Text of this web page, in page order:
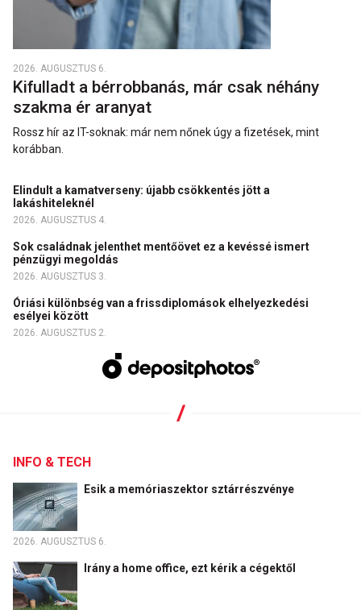
2026. AUGUSZTUS 6.
Kifulladt a bérrobbanás, már csak néhány
szakma ér aranyat
Rossz hír az IT-soknak: már nem nőnek úgy a fizetések, mint
korábban.
Elindult a kamatverseny: újabb csökkentés jött a
lakáshiteleknél
2026. AUGUSZTUS 4.
Sok családnak jelenthet mentőövet ez a kevéssé ismert
pénzügyi megoldás
2026. AUGUSZTUS 3.
Óriási különbség van a frissdiplomások elhelyezkedési
esélyei között
2026. AUGUSZTUS 2.
INFO & TECH
Esik a memóriaszektor sztárrészvénye
2026. AUGUSZTUS 6.
Irány a home office, ezt kérik a cégektől